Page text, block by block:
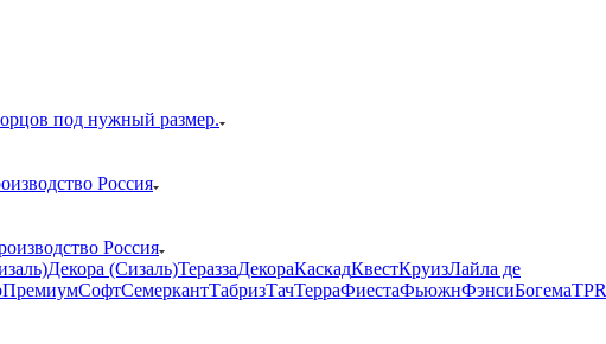
под нужный размер.
Россия
Россия
Декора (Сизаль)ТераззаДекораКаскадКвестКруизЛайла де
ПремиумСофтСемеркантТабризТачТерраФиестаФьюжнФэнсиБогемаTPR